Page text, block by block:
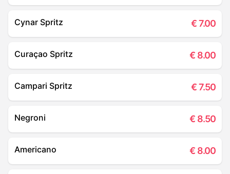
Cynar Spritz €7.00
Curaçao Spritz € 8.00
Campari Spritz €7.50
Negroni € 8.50
Americano € 8.00